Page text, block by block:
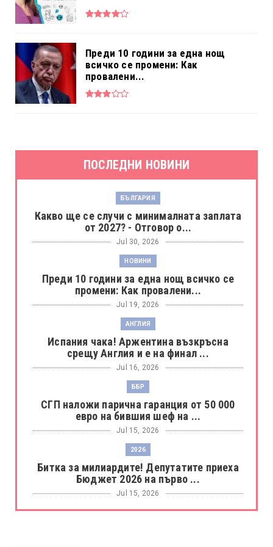
Преди 10 години за една нощ
всичко се промени: Как
провалени...
ПОСЛЕДНИ НОВИНИ
БЪЛГАРИЯ
Какво ще се случи с минималната заплата
от 2027? - Отговор о...
Jul 30, 2026
НОВИНИ
Преди 10 години за една нощ всичко се
промени: Как провалени...
Jul 19, 2026
АНГЛИЯ
Испания чака! Аржентина възкръсна
срещу Англия и е на финал ...
Jul 16, 2026
ББР
СГП наложи парична гаранция от 50 000
евро на бившия шеф на ...
Jul 15, 2026
2026
Битка за милиардите! Депутатите приеха
Бюджет 2026 на първо ...
Jul 15, 2026
БОРАЦ